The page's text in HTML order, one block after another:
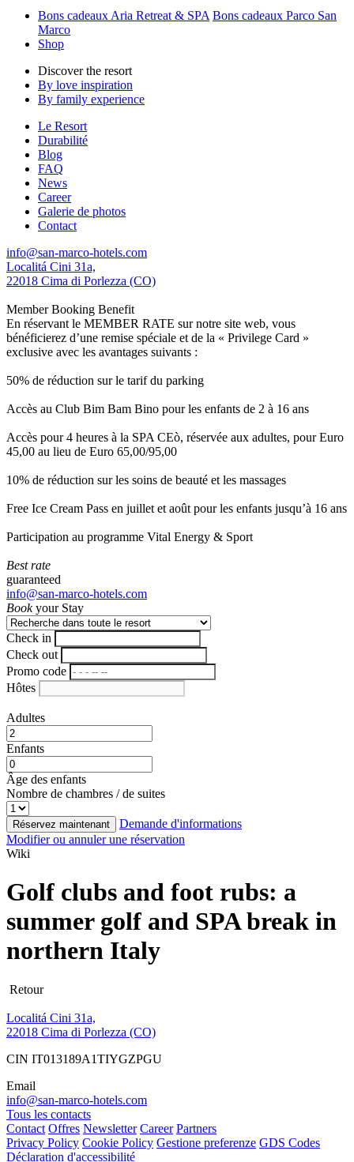
Bons cadeaux Aria Retreat & SPA Bons cadeaux Parco San
Marco
Shop
Discover the resort
By love inspiration
By family experience
Le Resort
Durabilité
Blog
FAQ
News
Career
Galerie de photos
Contact
info@san-marco-hotels.com
Localitá Cini 31a,
22018 Cima di Porlezza (CO)
Member Booking Benefit
En réservant le MEMBER RATE sur notre site web, vous
bénéficierez d’une remise spéciale et de la « Privilege Card »
exclusive avec les avantages suivants :
50% de réduction sur le tarif du parking
Accès au Club Bim Bam Bino pour les enfants de 2 à 16 ans
Accès pour 4 heures à la SPA CEò, réservée aux adultes, pour Euro
45,00 au lieu de Euro 65,00/95,00
10% de réduction sur les soins de beauté et les massages
Free Ice Cream Pass en juillet et août pour les enfants jusqu’à 16 ans
Participation au programme Vital Energy & Sport
Best rate
guaranteed
info@san-marco-hotels.com
Bookyour Stay
Check in
Check out
Promo code
Hôtes
Adultes
Enfants
Âge des enfants
Nombre de chambres / de suites
Réservez maintenant
Demande d'informations
Modifier ou annuler une réservation
Wiki
Golf clubs and foot rubs: a
summer golf and SPA break in
northern Italy
Retour
Localitá Cini 31a,
22018 Cima di Porlezza (CO)
CIN IT013189A1TIYGZPGU
Email
info@san-marco-hotels.com
Tous les contacts
Contact Offres Newsletter Career Partners
Privacy Policy Cookie Policy Gestione preferenze GDS Codes
Déclaration d'accessibilité